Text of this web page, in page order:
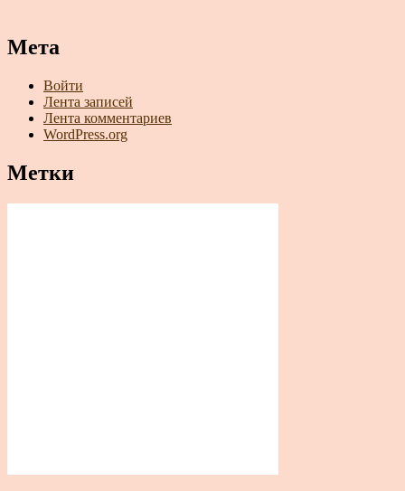
Мета
Войти
Лента записей
Лента комментариев
WordPress.org
Метки